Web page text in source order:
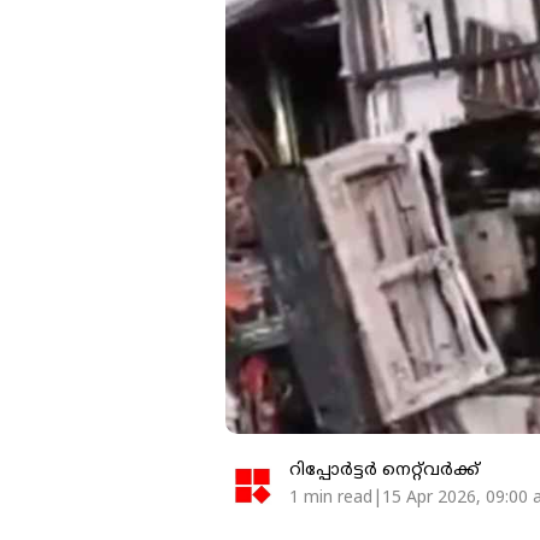
റിപ്പോർട്ടർ നെറ്റ്‌വര്‍ക്ക്‌
1 min read|15 Apr 2026, 09:00